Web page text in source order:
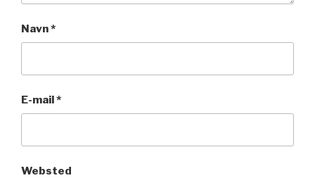
Navn*
E-mail*
Websted